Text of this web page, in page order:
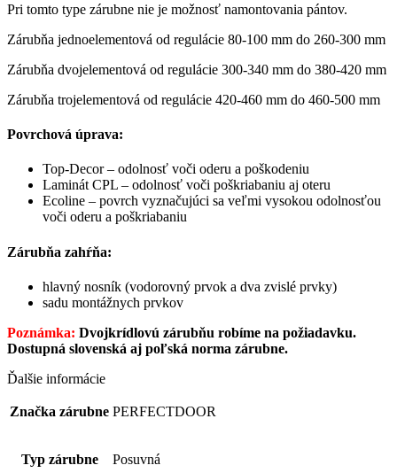
Pri tomto type zárubne nie je možnosť namontovania pántov.
Zárubňa jednoelementová od regulácie 80-100 mm do 260-300 mm
Zárubňa dvojelementová od regulácie 300-340 mm do 380-420 mm
Zárubňa trojelementová od regulácie 420-460 mm do 460-500 mm
Povrchová úprava:
Top-Decor – odolnosť voči oderu a poškodeniu
Laminát CPL – odolnosť voči poškriabaniu aj oteru
Ecoline – povrch vyznačujúci sa veľmi vysokou odolnosťou
voči oderu a poškriabaniu
Zárubňa zahŕňa:
hlavný nosník (vodorovný prvok a dva zvislé prvky)
sadu montážnych prvkov
Poznámka: Dvojkrídlovú zárubňu robíme na požiadavku.
Dostupná slovenská aj poľská norma zárubne.
Ďalšie informácie
Značka zárubne PERFECTDOOR
Typ zárubne Posuvná